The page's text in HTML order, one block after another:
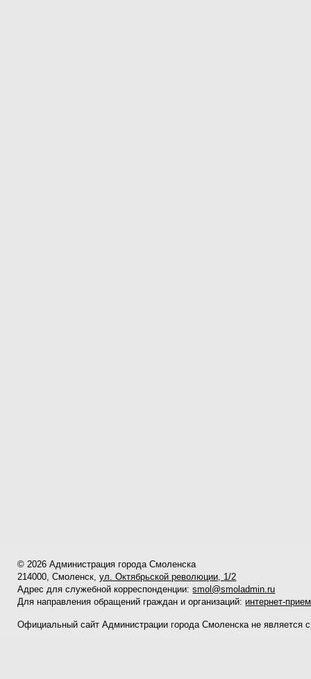
© 2026 Администрация города Смоленска
214000, Смоленск,ул. Октябрьской революции, 1/2
Адрес для служебной корреспонденции:smol@smoladmin.ru
Для направления обращений граждан и организаций: интернет-
Официальный сайт Администрации города Смоленска не является